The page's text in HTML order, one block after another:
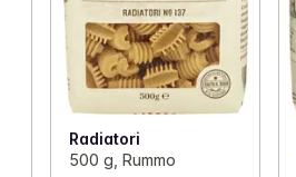
Radiatori
500 g, Rummo